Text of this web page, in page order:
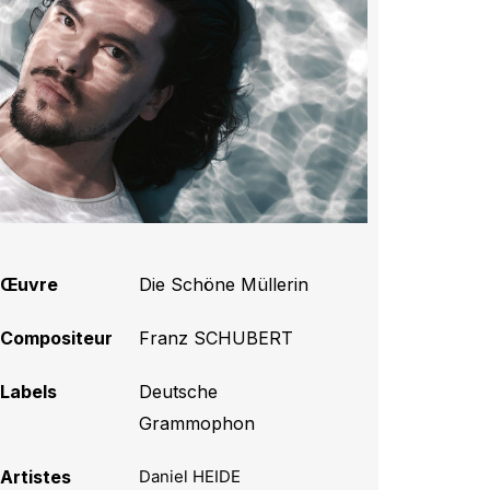
Œuvre Die Schöne Müllerin
Compositeur Franz SCHUBERT
Labels
Deutsche
Grammophon
Artistes
Daniel HEIDE